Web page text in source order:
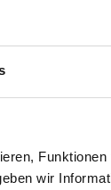
wir